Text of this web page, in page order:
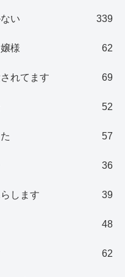
い 339
様 62
れてます 69
52
57
36
します 39
48
62